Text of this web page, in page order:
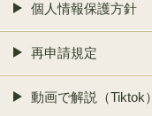
個人情報保護方針
再申請規定
動画で解説（Tiktok）